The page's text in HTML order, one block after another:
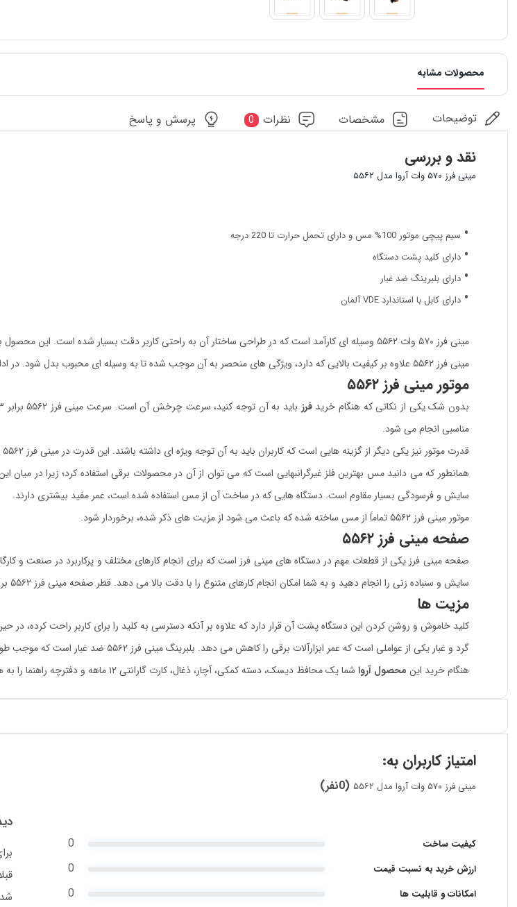
محصولات مشابه
توضیحات مشخصات نظرات 0 پرسش و پاسخ
نقد و بررسی
مینی فرز ۵۷۰ وات آروا مدل ۵۵۶۲
سیم پیچی موتور 100% مس و دارای تحمل حرارت تا 220 درجه
دارای کلید پشت دستگاه
دارای بلبرینگ ضد غبار
دارای کابل با استاندارد VDE آلمان
مینی فرز ۵۷۰ وات ۵۵۶۲ وسیله ای کارآمد است که در طراحی ساختار آن به راحتی کاربر دقت بسیار شده است. این محصول برای برش و سایش فلزات، بدون نیاز به استفاده از آب ساخته شده است.
مینی فرز ۵۵۶۲ علاوه بر کیفیت بالایی که دارد، ویژگی های منحصر به آن موجب شده تا به وسیله ای محبوب بدل شود. در ادامه به مشخصات فنی این محصول می پردازیم.
موتور مینی فرز ۵۵۶۲
بدون شک یکی از نکاتی که هنگام خریدفرز
مناسبی انجام می شود.
قدرت موتور نیز یکی دیگر از گزینه هایی است که کاربران باید به آن توجه ویژه ای داشته باشند. این قدرت در مینی فرز ۵۵۶۲ برابر با ۵۷۰ وات است که با توجه به اندازه و وزن دستگاه، قدرت بالایی محسوب می شود.
همانطور که می دانید مس بهترین فلز غیرگرانبهایی است که می توان از آن در محصولات برقی استفاده کرد؛ زیرا در میان این
سایش و فرسودگی بسیار مقاوم است. دستگاه هایی که در ساخت آن از مس استفاده شده است، عمر مفید بیشتری دارند.
موتور مینی فرز ۵۵۶۲ تماماً از مس ساخته شده که باعث می شود از مزیت های ذکر شده، برخوردار شود.
صفحه مینی فرز ۵۵۶۲
صفحه مینی فرز یکی از قطعات مهم در دستگاه های مینی فرز است که برای انجام کارهای مختلف و پرکاربرد در صنعت و
سایش و سنباده زنی را انجام دهید و به شما امکان انجام کارهای متنوع را با دقت بالا می دهد. قطر صفحه مینی فرز ۵۵۶۲ برابر با ۱۱۵ میلی متر در نظر گرفته شده است.
مزیت ها
کلید خاموش و روشن کردن این دستگاه پشت آن قرار دارد که علاوه بر آنکه دسترسی به کلید را برای کاربر راحت کرده، در
گرد و غبار یکی از عواملی است که عمر ابزارآلات برقی را کاهش می دهد. بلبرینگ مینی فرز ۵۵۶۲ ضد غبار است که موجب طولانی شدن عمر آن و بهبود عملکرد دستگاه می شود.
هنگام خرید این محصول آروا شما یک محافظ دیسک، دسته کمکی، آچار، ذغال، کارت گارانتی ۱۲ ماهه و دفترچه راهنما را به همراه آن باید تحویل بگیرید.
امتیاز کاربران به:
مینی فرز ۵۷۰ وات آروا مدل ۵۵۶۲ (0نفر)
کیفیت ساخت 0
ارزش خرید به نسبت قیمت 0
امکانات و قابلیت ها 0